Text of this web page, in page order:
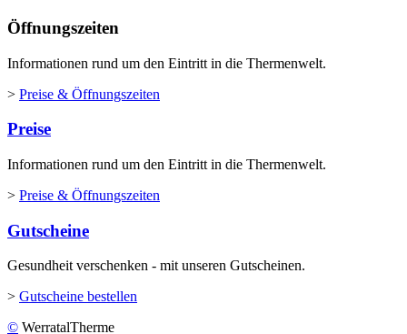
Öffnungszeiten
Informationen rund um den Eintritt in die Thermenwelt.
> Preise & Öffnungszeiten
Preise
Informationen rund um den Eintritt in die Thermenwelt.
> Preise & Öffnungszeiten
Gutscheine
Gesundheit verschenken - mit unseren Gutscheinen.
> Gutscheine bestellen
© WerratalTherme